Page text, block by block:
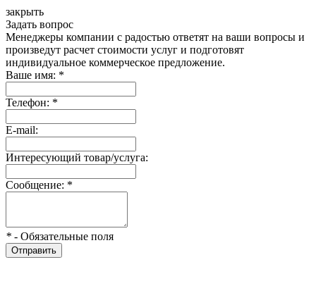
закрыть
Задать вопрос
Менеджеры компании с радостью ответят на ваши вопросы и
произведут расчет стоимости услуг и подготовят
индивидуальное коммерческое предложение.
Ваше имя: *
Телефон: *
E-mail:
Интересующий товар/услуга:
Сообщение: *
* - Обязательные поля
Отправить